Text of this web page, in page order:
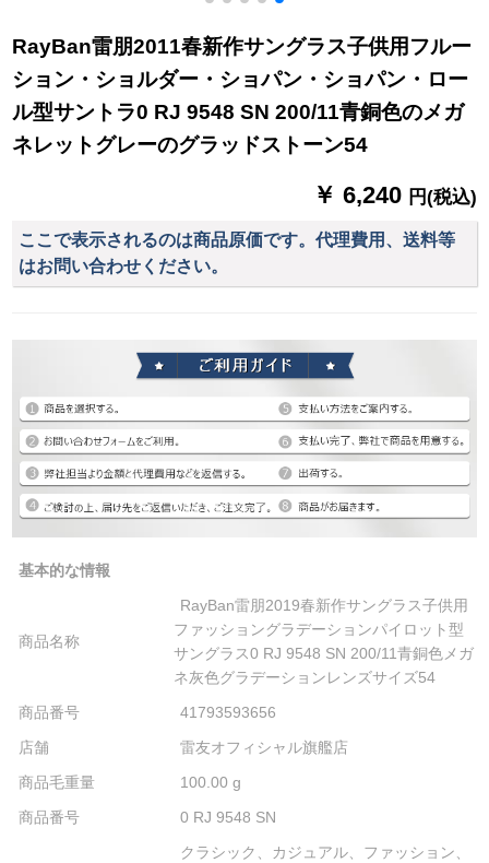
RayBan雷朋2011春新作サングラス子供用フルー
ション・ショルダー・ショパン・ショパン・ロー
ル型サントラ0 RJ 9548 SN 200/11青銅色のメガ
ネレットグレーのグラッドストーン54
￥ 6,240 円(税込)
ここで表示されるのは商品原価です。代理費用、送料等
はお問い合わせください。
基本的な情報
商品名称
RayBan雷朋2019春新作サングラス子供用
ファッショングラデーションパイロット型
サングラス0 RJ 9548 SN 200/11青銅色メガ
ネ灰色グラデーションレンズサイズ54
商品番号
41793593656
店舗
雷友オフィシャル旗艦店
商品毛重量
100.00 g
商品番号
0 RJ 9548 SN
クラシック、カジュアル、ファッション、